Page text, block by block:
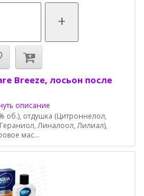
+
Breeze, лосьон после
описание
об.), отдушка (Цитроннелол,
Линалоол, Лилиал),
мас...